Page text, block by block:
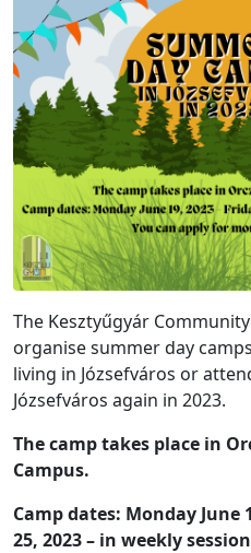
The Kesztyűgyár
organise summer day
living in Józsefváros or
Józsefváros again in 2023.
The camp takes place in
Campus.
Camp dates: Monday June
25, 2023 – in weekly